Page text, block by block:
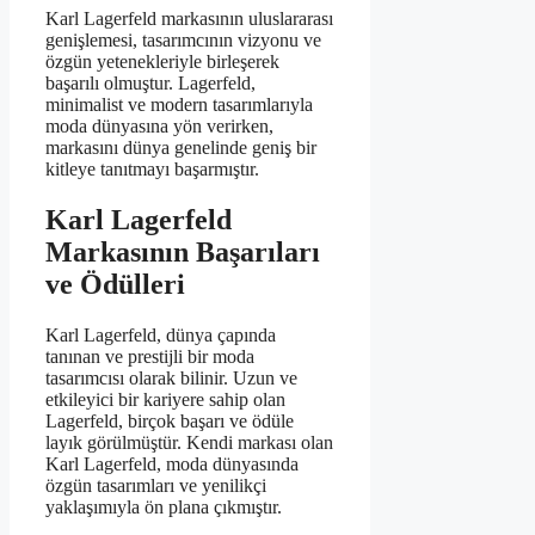
Karl Lagerfeld markasının uluslararası
genişlemesi, tasarımcının vizyonu ve
özgün yetenekleriyle birleşerek
başarılı olmuştur. Lagerfeld,
minimalist ve modern tasarımlarıyla
moda dünyasına yön verirken,
markasını dünya genelinde geniş bir
kitleye tanıtmayı başarmıştır.
Karl Lagerfeld
Markasının Başarıları
ve Ödülleri
Karl Lagerfeld, dünya çapında
tanınan ve prestijli bir moda
tasarımcısı olarak bilinir. Uzun ve
etkileyici bir kariyere sahip olan
Lagerfeld, birçok başarı ve ödüle
layık görülmüştür. Kendi markası olan
Karl Lagerfeld, moda dünyasında
özgün tasarımları ve yenilikçi
yaklaşımıyla ön plana çıkmıştır.